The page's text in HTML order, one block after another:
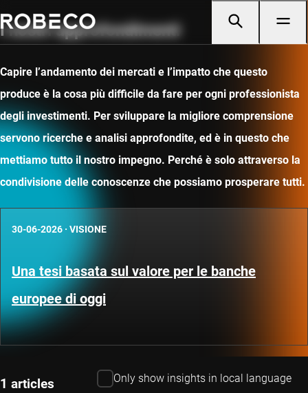
I nostri approfondimenti
Capire l’andamento dei mercati e l’impatto che questo
produce è la cosa più difficile da fare per ogni professionista
degli investimenti. Per sviluppare la migliore comprensione
servono ricerche e analisi approfondite, ed è in questo che
mettiamo tutto il nostro impegno. Perché è solo attraverso la
condivisione delle conoscenze che possiamo prosperare tutti.
30-06-2026 · VISIONE
Una tesi basata sul valore per le banche
europee di oggi
1 articles Only show insights in local language